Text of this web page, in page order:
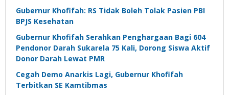
Gubernur Khofifah: RS Tidak Boleh Tolak Pasien PBI
BPJS Kesehatan
Gubernur Khofifah Serahkan Penghargaan Bagi 604
Pendonor Darah Sukarela 75 Kali, Dorong Siswa Aktif
Donor Darah Lewat PMR
Cegah Demo Anarkis Lagi, Gubernur Khofifah
Terbitkan SE Kamtibmas